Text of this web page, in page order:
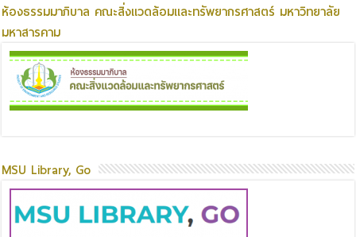
ห้องธรรมมาภิบาล คณะสิ่งแวดล้อมและทรัพยากรศาสตร์ มหาวิทยาลัย
มหาสารคาม
MSU Library, Go